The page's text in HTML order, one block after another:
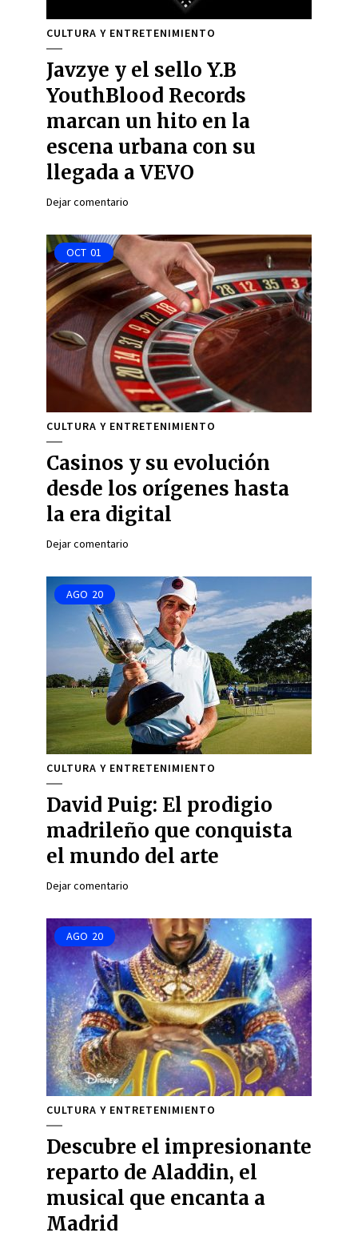
CULTURA Y ENTRETENIMIENTO
Javzye y el sello Y.B
YouthBlood Records
marcan un hito en la
escena urbana con su
llegada a VEVO
Dejar comentario
OCT 01
CULTURA Y ENTRETENIMIENTO
Casinos y su evolución
desde los orígenes hasta
la era digital
Dejar comentario
AGO 20
CULTURA Y ENTRETENIMIENTO
David Puig: El prodigio
madrileño que conquista
el mundo del arte
Dejar comentario
AGO 20
CULTURA Y ENTRETENIMIENTO
Descubre el impresionante
reparto de Aladdin, el
musical que encanta a
Madrid